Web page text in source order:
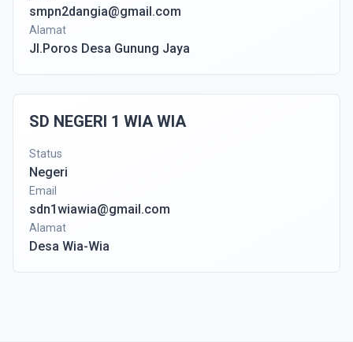
smpn2dangia@gmail.com
Alamat
Jl.Poros Desa Gunung Jaya
SD NEGERI 1 WIA WIA
Status
Negeri
Email
sdn1wiawia@gmail.com
Alamat
Desa Wia-Wia